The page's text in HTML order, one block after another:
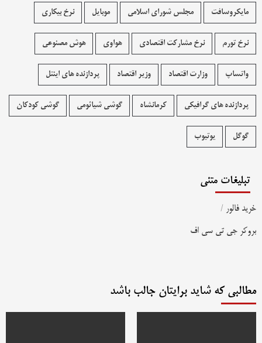
مایکروسافت مجلس شورای اسلامی موبایل نرخ بیکاری
نرخ تورم نرخ مشارکت اقتصادی هواوی هوش مصنوعی
واتساپ وزارت اقتصاد وزیر اقتصاد پردازنده های اینتل
پردازنده های گرافیکی کرمانشاه گوشی شیائومی گوشی کودکان
گوگل یوتیوب
تبلیغات متنی
خرید فالور /
بروکر جی تی سی اف
مطالبی که شاید برایتان جالب باشد